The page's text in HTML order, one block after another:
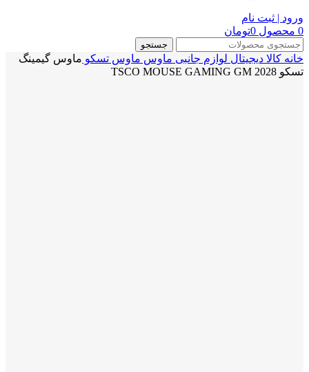
ورود | ثبت نام
0 محصول 0تومان
جستجو
خانه کالا دیجیتال لوازم جانبی ماوس ماوس تسکو ماوس گیمینگ
تسکو TSCO MOUSE GAMING GM 2028